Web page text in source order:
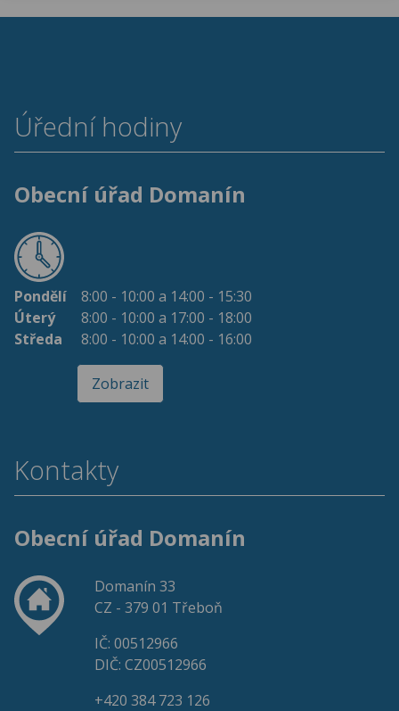
Úřední hodiny
Obecní úřad Domanín
Pondělí
8:00 - 10:00 a 14:00 - 15:30
Úterý
8:00 - 10:00 a 17:00 - 18:00
Středa
8:00 - 10:00 a 14:00 - 16:00
Zobrazit
Kontakty
Obecní úřad Domanín
Domanín 33
CZ - 379 01 Třeboň
IČ: 00512966
DIČ: CZ00512966
+420 384 723 126